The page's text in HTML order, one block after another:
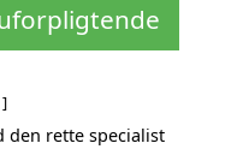
rette specialist